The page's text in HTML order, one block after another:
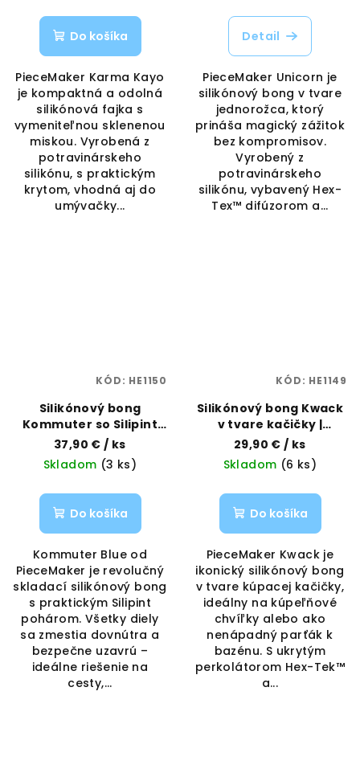
Do košíka
PieceMaker Karma Kayo
je kompaktná a odolná
silikónová fajka s
vymeniteľnou sklenenou
miskou. Vyrobená z
potravinárskeho
silikónu, s praktickým
krytom, vhodná aj do
umývačky...
Detail
PieceMaker Unicorn je
silikónový bong v tvare
jednorožca, ktorý
prináša magický zážitok
bez kompromisov.
Vyrobený z
potravinárskeho
silikónu, vybavený Hex-
Tex™ difúzorom a...
Silikónový bong
Kommuter so Silipint
pohárom – Blue |
PieceMaker | Vaporama
37,90 € / ks
Skladom (3 ks)
Do košíka
Kommuter Blue od
PieceMaker je revolučný
skladací silikónový bong
s praktickým Silipint
pohárom. Všetky diely
sa zmestia dovnútra a
bezpečne uzavrú –
ideálne riešenie na
cesty,...
KÓD: HE1150
Silikónový bong Kwack
v tvare kačičky |
PieceMaker | Vaporama
29,90 € / ks
Skladom (6 ks)
Do košíka
PieceMaker Kwack je
ikonický silikónový bong
v tvare kúpacej kačičky,
ideálny na kúpeľňové
chvíľky alebo ako
nenápadný parťák k
bazénu. S ukrytým
perkolátorom Hex-Tek™
a...
KÓD: HE1149